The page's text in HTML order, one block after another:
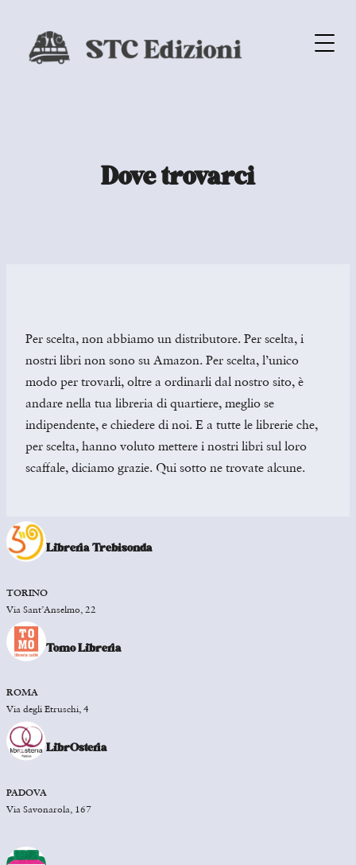
Dove trovarci
Per scelta, non abbiamo un distributore. Per scelta, i
nostri libri non sono su Amazon. Per scelta, l’unico
modo per trovarli, oltre a ordinarli dal nostro sito, è
andare nella tua libreria di quartiere, meglio se
indipendente, e chiedere di noi. E a tutte le librerie che,
per scelta, hanno voluto mettere i nostri libri sul loro
scaffale, diciamo grazie. Qui sotto ne trovate alcune.
Libreria Trebisonda
TORINO
Via Sant’Anselmo, 22
Tomo Libreria
ROMA
Via degli Etruschi, 4
LibrOsteria
PADOVA
Via Savonarola, 167